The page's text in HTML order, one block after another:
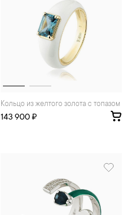
Кольцо из желтого золота с топазом
143 900 ₽